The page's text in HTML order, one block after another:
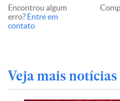
Encontrou algum
erro? Entre em
contato
Veja mais